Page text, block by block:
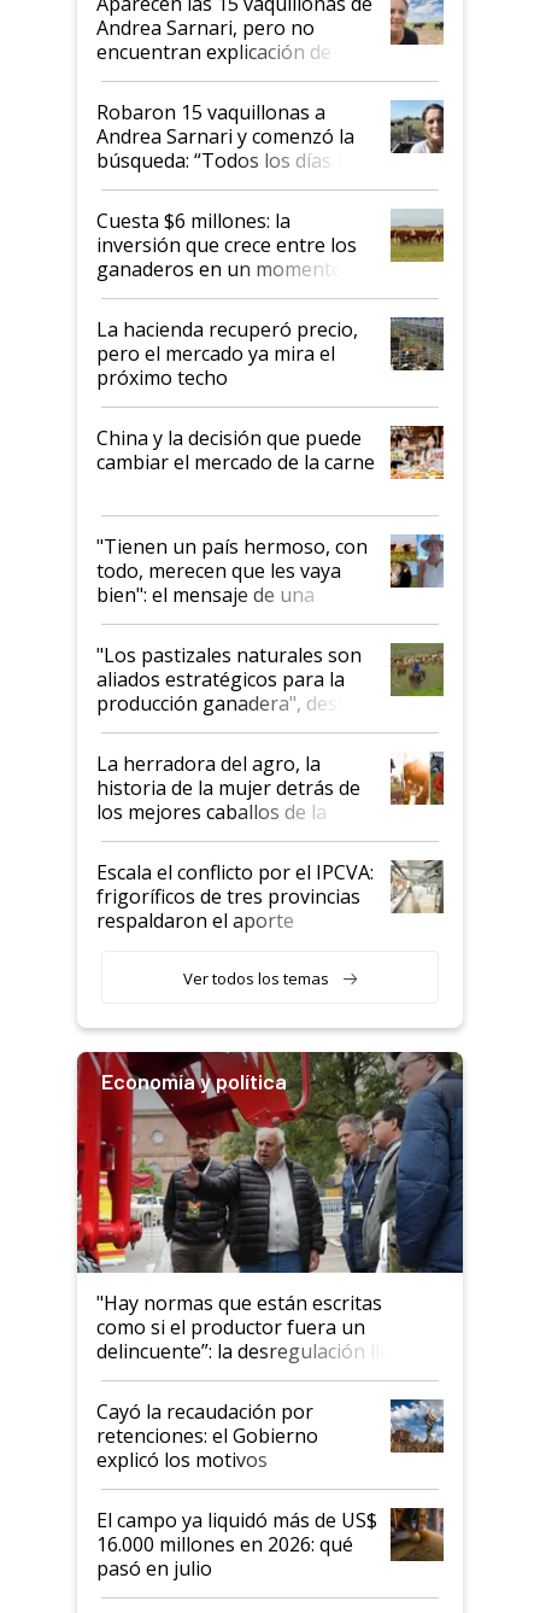
nacional"
Andrea Sarnari, pero no
encuentran explicación de
cómo llegaron allí
Robaron 15 vaquillonas a
Andrea Sarnari y comenzó la
búsqueda: “Todos los días le
toca a algún productor”
Cuesta $6 millones: la
inversión que crece entre los
ganaderos en un momento
histórico para la actividad
La hacienda recuperó precio,
pero el mercado ya mira el
próximo techo
China y la decisión que puede
cambiar el mercado de la carne
"Tienen un país hermoso, con
todo, merecen que les vaya
bien": el mensaje de una
ganadera uruguaya sobre las
oportunidades que se abren
para el agro en Argentina, con
foco en la carne
"Los pastizales naturales son
aliados estratégicos para la
producción ganadera", destaca
la iniciativa que ya reúne a 46
establecimientos en Argentina
La herradora del agro, la
historia de la mujer detrás de
los mejores caballos de la
Argentina y los mitos que
todavía hacen sufrir a estos
animales: "Mientras me
descalificaban, yo seguí
haciendo currículum"
Escala el conflicto por el IPCVA:
frigoríficos de tres provincias
respaldaron el aporte
Ver todos los temas
Economía y política
"Hay normas que están escritas
como si el productor fuera un
delincuente”: la desregulación llegó
al Congreso Aapresid y hasta se
habló del financiamiento al IPCVA
Cayó la recaudación por
retenciones: el Gobierno
explicó los motivos
El campo ya liquidó más de US$
16.000 millones en 2026: qué
pasó en julio